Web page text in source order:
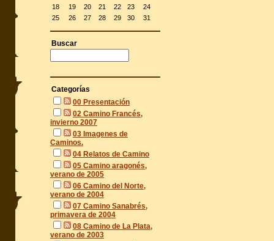
18
19 20 21 22 23
24
25
26 27 28 29 30 31
Buscar
Categorías
00 Presentación
02 Camino Francés,
invierno 2007
03 Imagenes de
Caminos.
04 Relatos de Camino
05 Camino aragonés,
verano de 2005
06 Camino del Norte,
verano de 2004
07 Camino Sanabrés,
primavera de 2004
08 Camino de La Plata,
verano de 2003